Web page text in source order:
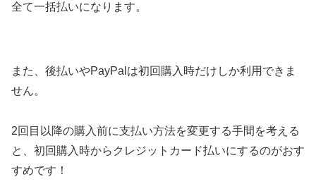
全て一括払いになります。
また、後払いやPayPalは初回購入時だけしか利用できま
せん。
2回目以降の購入前に支払い方法を変更する手間を考える
と、初回購入時からクレジットカード払いにするのがおす
すめです！